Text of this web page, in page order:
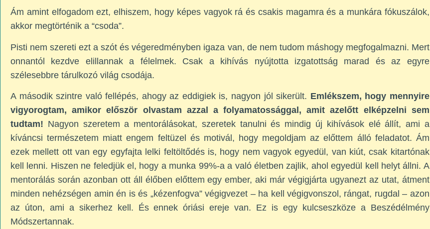
Ám amint elfogadom ezt, elhiszem, hogy képes vagyok rá és csakis magamra és a munkára fókuszálok,
akkor megtörténik a “csoda”.
Pisti nem szereti ezt a szót és végeredményben igaza van, de nem tudom máshogy megfogalmazni. Mert
onnantól kezdve elillannak a félelmek. Csak a kihívás nyújtotta izgatottság marad és az egyre
szélesebbre tárulkozó világ csodája.
A második szintre való fellépés, ahogy az eddigiek is, nagyon jól sikerült. Emlékszem, hogy mennyire
vigyorogtam, amikor először olvastam azzal a folyamatossággal, amit azelőtt elképzelni sem
tudtam! Nagyon szeretem a mentorálásokat, szeretek tanulni és mindig új kihívások elé állít, ami a
kíváncsi természetem miatt engem feltüzel és motivál, hogy megoldjam az előttem álló feladatot. Ám
ezek mellett ott van egy egyfajta lelki feltöltődés is, hogy nem vagyok egyedül, van kiút, csak kitartónak
kell lenni. Hiszen ne feledjük el, hogy a munka 99%-a a való életben zajlik, ahol egyedül kell helyt állni. A
mentorálás során azonban ott áll élőben előttem egy ember, aki már végigjárta ugyanezt az utat, átment
minden nehézségen amin én is és „kézenfogva” végigvezet – ha kell végigvonszol, rángat, rugdal – azon
az úton, ami a sikerhez kell. És ennek óriási ereje van. Ez is egy kulcseszköze a Beszédélmény
Módszertannak.